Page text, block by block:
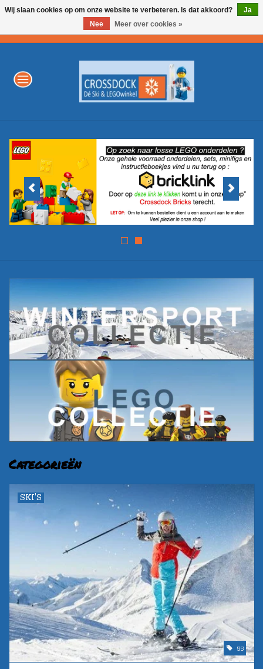
WINTERSPORT
LEGO
AKTIE
Merken
Categorieën
SKI'S
55
Wij slaan cookies op om onze website te verbeteren. Is dat akkoord?
Ja
Nee
Meer over cookies »